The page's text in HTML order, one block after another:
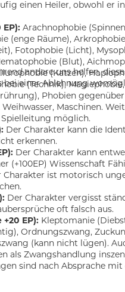
einen Heiler, obwohl er
EP):Arachnophobie
(enge Räume),
Fotophobie (Licht),
(Blut),
(Katzen),
(Technik),
Phobien
Maschinen.
möglich.
Der Charakter kann die
erkennen.
Der Charakter kann
(+100EP) Wissenschaft
Charakter ist motorisch
Der Charakter vergisst
oft falsch aus.
EP): Kleptomanie
Ordnungszwang,
(kann nicht lügen).
als Zwangshandlung
sind nach Absprache
andere uns helfen,
bei einer Ablehnung